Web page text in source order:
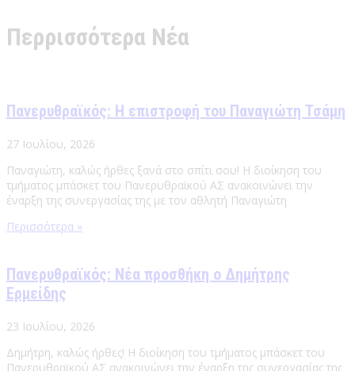
Περρισσότερα Νέα
Πανερυθραϊκός: Η επιστροφή του Παναγιώτη Τσάμη
27 Ιουλίου, 2026
Παναγιώτη, καλώς ήρθες ξανά στο σπίτι σου! Η διοίκηση του
τμήματος μπάσκετ του Πανερυθραϊκού ΑΣ ανακοινώνει την
έναρξη της συνεργασίας της με τον αθλητή Παναγιώτη
Περισσότερα »
Πανερυθραϊκός: Νέα προσθήκη ο Δημήτρης
Ερμείδης
23 Ιουλίου, 2026
Δημήτρη, καλώς ήρθες! Η διοίκηση του τμήματος μπάσκετ του
Πανερυθραϊκού ΑΣ ανακοινώνει την έναρξη της συνεργασίας της